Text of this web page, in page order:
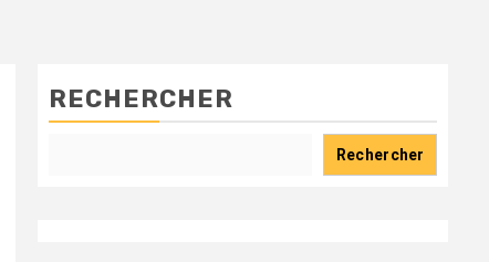
RECHERCHER
Rechercher